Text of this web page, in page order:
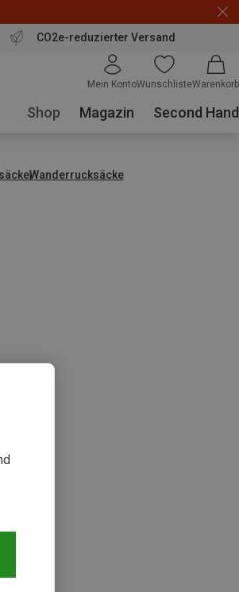
CO2e-reduzierter Versand
Mein KontoWunschlisteWarenkorb
Shop Magazin Second Hand
Wanderrucksäcke